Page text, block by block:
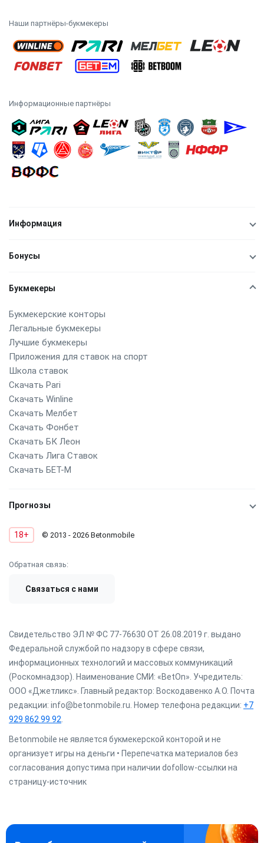
Наши партнёры-букмекеры
Информационные партнёры
Информация
Бонусы
Букмекеры
Букмекерские конторы
Легальные букмекеры
Лучшие букмекеры
Приложения для ставок на спорт
Школа ставок
Скачать Pari
Скачать Winline
Скачать Мелбет
Скачать Фонбет
Скачать БК Леон
Скачать Лига Ставок
Скачать БЕТ-М
Прогнозы
18+ © 2013 - 2026 Betonmobile
Обратная связь:
Связаться с нами
Свидетельство ЭЛ № ФС 77-76630 ОТ 26.08.2019 г. выдано
Федеральной службой по надзору в сфере связи,
информационных технологий и массовых коммуникаций
(Роскомнадзор). Наименование СМИ: «BetOn». Учредитель:
ООО «Джетликс». Главный редактор: Воскодавенко А.О. Почта
редакции: info@betonmobile.ru. Номер телефона редакции: +7
929 862 99 92
Betonmobile не является букмекерской конторой и не
организует игры на деньги • Перепечатка материалов без
согласования допустима при наличии dofollow-ссылки на
страницу-источник